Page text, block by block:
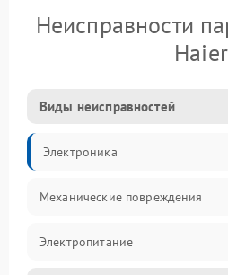
Неисправности
Haier
Виды неисправностей
Электроника
Механические повреждения
Электропитание